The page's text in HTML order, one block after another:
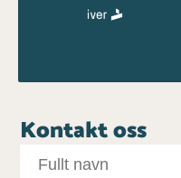
Kontakt oss